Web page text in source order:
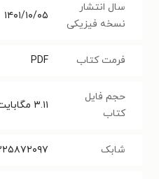
سال انتشار
نسخه فیزیکی
۱۴۰۱/۱۰/۰۵
فرمت کتاب PDF
حجم فایل
کتاب
۳.۱۱
شابک